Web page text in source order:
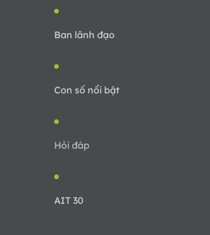
Ban lãnh đạo
Con số nổi bật
Hỏi đáp
AIT 30